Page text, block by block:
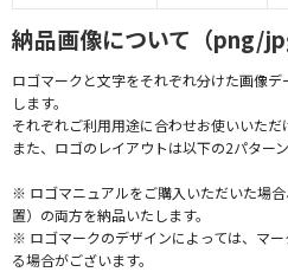
納品画像について（png/
ロゴマークと文字をそれぞれ分けた画像
します。
それぞれご利用用途に合わせお使いいただ
また、ロゴのレイアウトは以下の2パター
※ ロゴマニュアルをご購入いただいた場
置）の両方を納品いたします。
※ ロゴマークのデザインによっては、マ
る場合がございます。